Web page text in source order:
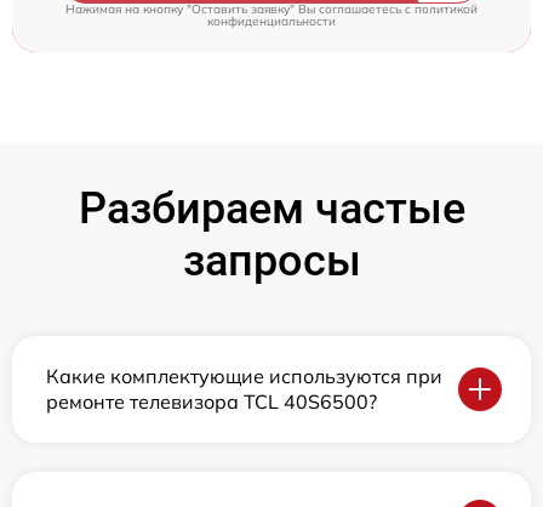
Нажимая на кнопку "Оставить заявку" Вы соглашаетесь c политикой
конфиденциальности
Разбираем частые
запросы
Какие комплектующие используются при
ремонте телевизора TCL 40S6500?